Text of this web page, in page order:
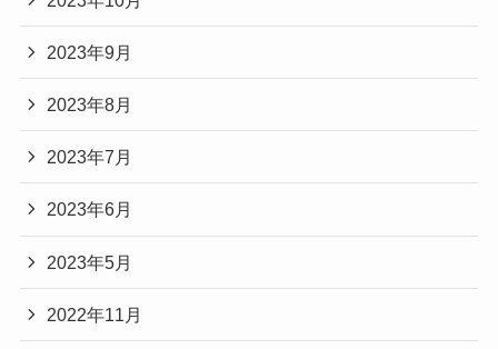
2023年9月
2023年8月
2023年7月
2023年6月
2023年5月
2022年11月